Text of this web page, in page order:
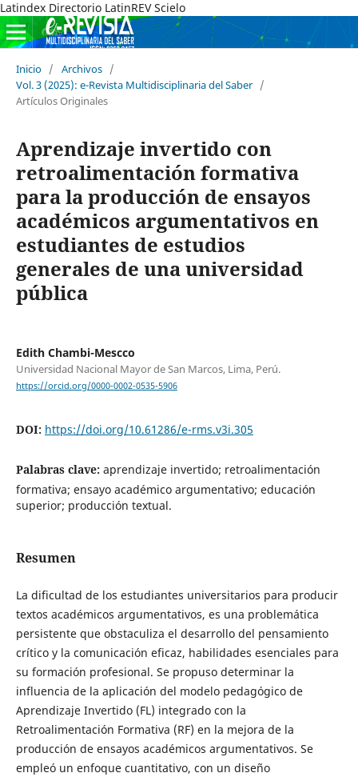
Latindex Directorio LatinREV Scielo
Inicio / Archivos /
Vol. 3 (2025): e-Revista Multidisciplinaria del Saber /
Artículos Originales
Aprendizaje invertido con
retroalimentación formativa
para la producción de ensayos
académicos argumentativos en
estudiantes de estudios
generales de una universidad
pública
Edith Chambi-Mescco
Universidad Nacional Mayor de San Marcos, Lima, Perú.
https://orcid.org/0000-0002-0535-5906
DOI: https://doi.org/10.61286/e-rms.v3i.305
Palabras clave: aprendizaje invertido; retroalimentación
formativa; ensayo académico argumentativo; educación
superior; producción textual.
Resumen
La dificultad de los estudiantes universitarios para producir
textos académicos argumentativos, es una problemática
persistente que obstaculiza el desarrollo del pensamiento
crítico y la comunicación eficaz, habilidades esenciales para
su formación profesional. Se propuso determinar la
influencia de la aplicación del modelo pedagógico de
Aprendizaje Invertido (FL) integrado con la
Retroalimentación Formativa (RF) en la mejora de la
producción de ensayos académicos argumentativos. Se
empleó un enfoque cuantitativo, con un diseño